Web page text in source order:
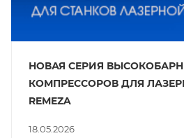
18.05.2026
НОВАЯ СЕРИЯ
КОМПРЕССОРОВ ДЛЯ
REMEZA